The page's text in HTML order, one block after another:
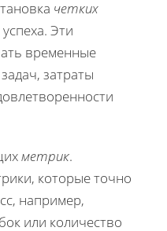
четких
Эти
временные
затраты
метрик.
которые точно
например,
или количество